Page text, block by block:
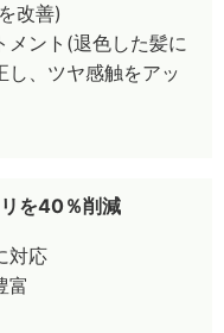
改善)
メント(退色した髪に
し、ツヤ感触をアッ
を40％削減
対応
富